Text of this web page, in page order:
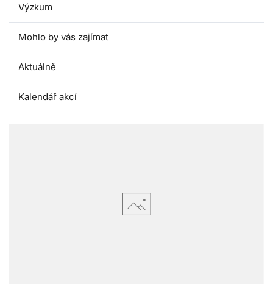
Výzkum
Mohlo by vás zajímat
Aktuálně
Kalendář akcí